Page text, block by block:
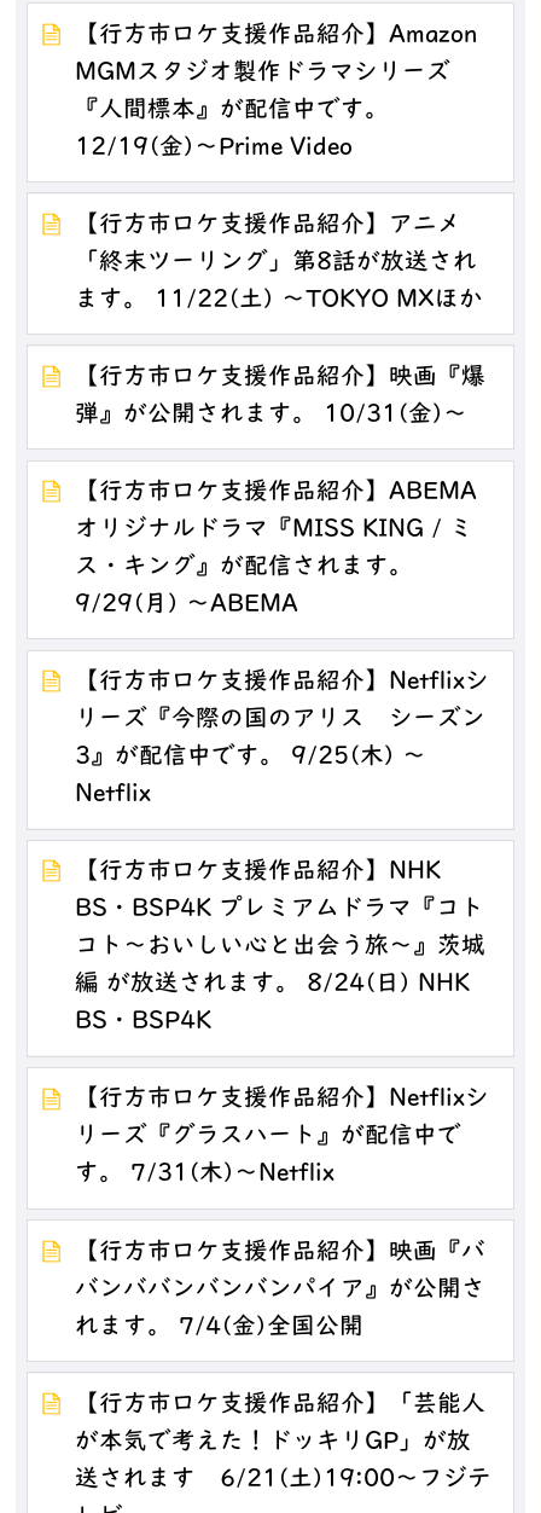
【行方市ロケ支援作品紹介】Amazon
MGMスタジオ製作ドラマシリーズ
『人間標本』が配信中です。
12/19(金)～Prime Video
【行方市ロケ支援作品紹介】アニメ
「終末ツーリング」第8話が放送され
ます。 11/22(土) ～TOKYO MXほか
【行方市ロケ支援作品紹介】映画『爆
弾』が公開されます。 10/31(金)～
【行方市ロケ支援作品紹介】ABEMA
オリジナルドラマ『MISS KING / ミ
ス・キング』が配信されます。
9/29(月) ～ABEMA
【行方市ロケ支援作品紹介】Netflixシ
リーズ『今際の国のアリス シーズン
3』が配信中です。 9/25(木) ～
Netflix
【行方市ロケ支援作品紹介】NHK
BS・BSP4K プレミアムドラマ『コト
コト～おいしい心と出会う旅～』茨城
編 が放送されます。 8/24(日) NHK
BS・BSP4K
【行方市ロケ支援作品紹介】Netflixシ
リーズ『グラスハート』が配信中で
す。 7/31(木)～Netflix
【行方市ロケ支援作品紹介】映画『バ
バンババンバンバンパイア』が公開さ
れます。 7/4(金)全国公開
【行方市ロケ支援作品紹介】「芸能人
が本気で考えた！ドッキリGP」が放
送されます 6/21(土)19:00～フジテ